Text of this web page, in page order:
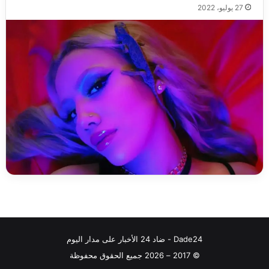
27 يوليو، 2022
Dade24 - ضاد 24 الأخبار على مدار اليوم
© 2017 – 2026 جميع الحقوق محفوظة